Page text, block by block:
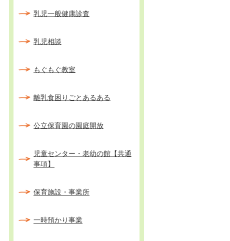
乳児一般健康診査
乳児相談
もぐもぐ教室
離乳食困りごとあるある
公立保育園の園庭開放
児童センター・老幼の館【共通
事項】
保育施設・事業所
一時預かり事業